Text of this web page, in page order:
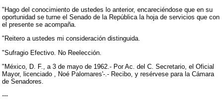
"Hago del conocimiento de ustedes lo anterior, encareciéndose que en su
oportunidad se turne el Senado de la República la hoja de servicios que con
el presente se acompaña.
"Reitero a ustedes mi consideración distinguida.
"Sufragio Efectivo. No Reelección.
"México, D. F., a 3 de mayo de 1962.- Por Ac. del C. Secretario, el Oficial
Mayor, licenciado , Noé Palomares'-.- Recibo, y resérvese para la Cámara
de Senadores.
---